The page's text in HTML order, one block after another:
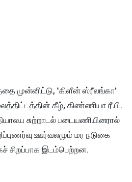
முன்னிட்டு, 'கிளீன் ஸ்ரீலங்கா'
கீழ், கிண்ணியா ரீ.பி.
சுற்றாடல் படையணியினரால்
ஊர்வலமும் மர நடுகை
சிறப்பாக இடம்பெற்றன.